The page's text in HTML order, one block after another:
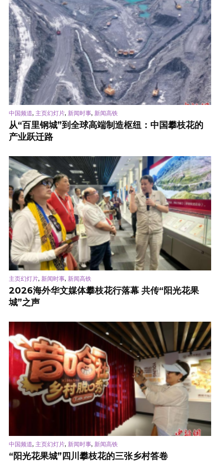
中国频道, 主页幻灯片, 新闻时事, 新闻高铁
从“百里钢城”到全球高端制造枢纽：中国攀枝花的
产业跃迁路
主页幻灯片, 新闻时事, 新闻高铁
2026海外华文媒体攀枝花行落幕 共传“阳光花果
城”之声
中国频道, 主页幻灯片, 新闻时事, 新闻高铁
“阳光花果城”四川攀枝花的三张乡村答卷